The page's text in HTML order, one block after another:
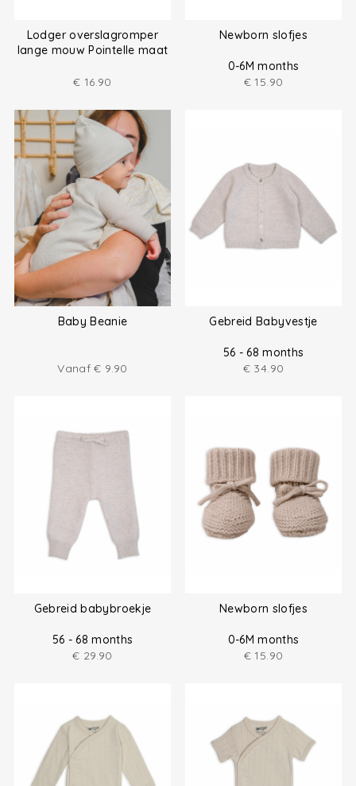
Lodger overslagromper
lange mouw Pointelle maat
€ 16.90
Newborn slofjes
0-6M months
€ 15.90
Baby Beanie
Vanaf€ 9.90
Gebreid Babyvestje
56 - 68 months
€ 34.90
Gebreid babybroekje
56 - 68 months
€ 29.90
Newborn slofjes
0-6M months
€ 15.90